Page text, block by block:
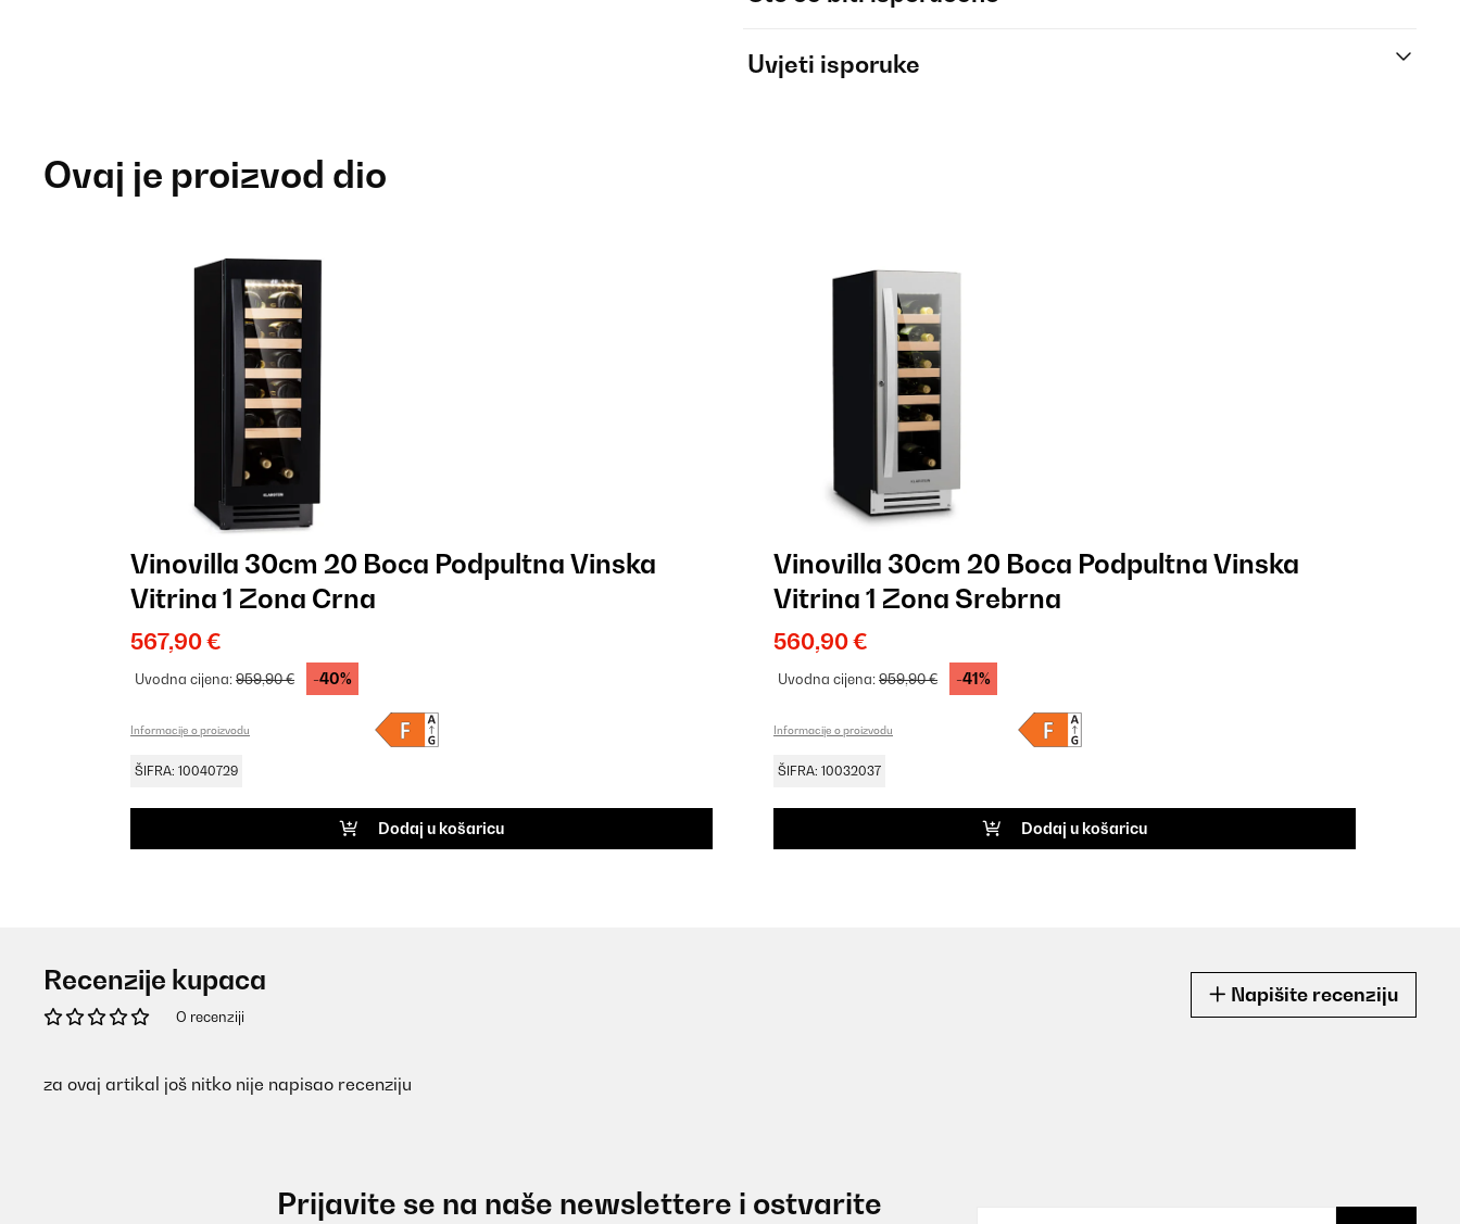
Uvjeti isporuke
Ovaj je proizvod dio
Vinovilla 30cm 20 Boca Podpultna Vinska
Vitrina 1 Zona Crna
567,90 €
Uvodna cijena:959,90 € -40%
Informacije o proizvodu
ŠIFRA: 10040729
Dodaj u košaricu
Vinovilla 30cm 20 Boca Podpultna Vinska
Vitrina 1 Zona Srebrna
560,90 €
Uvodna cijena:959,90 € -41%
Informacije o proizvodu
ŠIFRA: 10032037
Dodaj u košaricu
Recenzije kupaca
O recenziji
Napišite recenziju
za ovaj artikal još nitko nije napisao recenziju
Prijavite se na naše newslettere i ostvarite